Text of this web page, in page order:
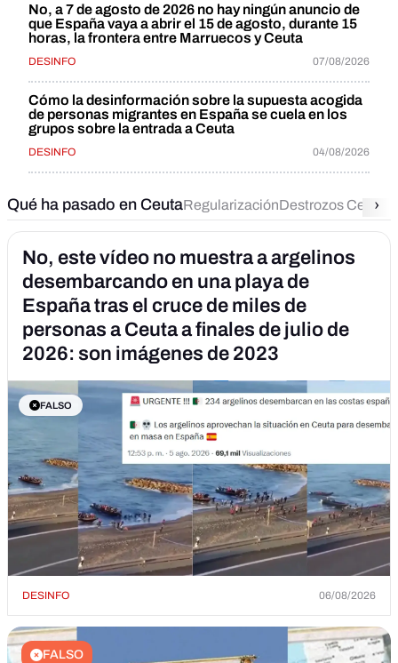
No, a 7 de agosto de 2026 no hay ningún anuncio de
que España vaya a abrir el 15 de agosto, durante 15
horas, la frontera entre Marruecos y Ceuta
DESINFO 07/08/2026
Cómo la desinformación sobre la supuesta acogida
de personas migrantes en España se cuela en los
grupos sobre la entrada a Ceuta
DESINFO 04/08/2026
Qué ha pasado en CeutaRegularizaciónDestrozos Ceuta›
No, este vídeo no muestra a argelinos
desembarcando en una playa de
España tras el cruce de miles de
personas a Ceuta a finales de julio de
2026: son imágenes de 2023
FALSO
DESINFO 06/08/2026
FALSO